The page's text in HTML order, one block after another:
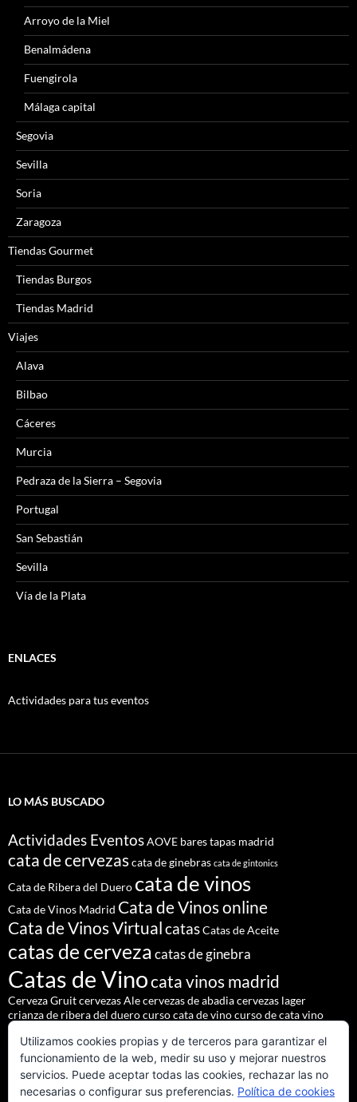
Arroyo de la Miel
Benalmádena
Fuengirola
Málaga capital
Segovia
Sevilla
Soria
Zaragoza
Tiendas Gourmet
Tiendas Burgos
Tiendas Madrid
Viajes
Alava
Bilbao
Cáceres
Murcia
Pedraza de la Sierra – Segovia
Portugal
San Sebastián
Sevilla
Vía de la Plata
ENLACES
Actividades para tus eventos
LO MÁS BUSCADO
Actividades EventosAOVE bares tapas madrid
cata de cervezascata de ginebras cata de gintonics
Cata de Ribera del Duero cata de vinos
Cata de Vinos Madrid Cata de Vinos online
Cata de Vinos VirtualcatasCatas de Aceite
catas de cervezacatas de ginebra
Catas de Vinocata vinos madrid
Cerveza Gruitcervezas Alecervezas de abadiacervezas lager
crianza de ribera del duerocurso cata de vinocurso de cata vino
Denominación de Origen Ribera del Duero
eventos de autoreventos madrid Godello lúpulo
martueMESÓN DEL CID Nacho Terolpilsner urquell
restaurante madridrestaurantes alrededores madrid
Utilizamos cookies propias y de terceros para garantizar el
funcionamiento de la web, medir su uso y mejorar nuestros
servicios. Puede aceptar todas las cookies, rechazar las no
necesarias o configurar sus preferencias. Política de cookies